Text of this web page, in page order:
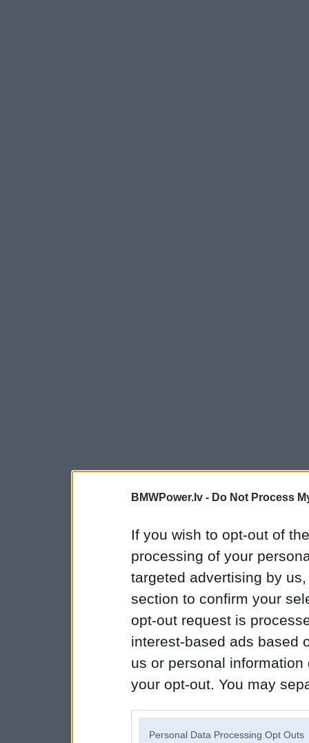
BMWPower.lv - Do Not Process
If you wish to opt-out of
processing of your
targeted advertising by
section to confirm your
opt-out request is
interest-based ads based
us or personal
your opt-out. You may
Personal Data Processing Opt Outs